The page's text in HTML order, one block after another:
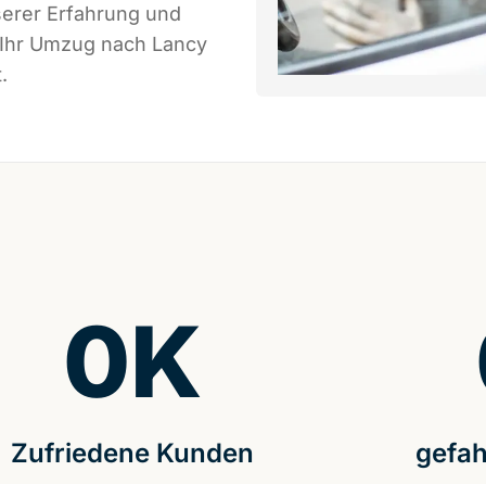
Erfahrung und
Umzug nach Lancy
Zufriedene Kunden
0K